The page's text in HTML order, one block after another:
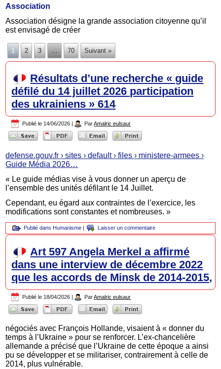
Association
Association désigne la grande association citoyenne qu’il
est envisagé de créer
1 2 3 … 70 Suivant »
Résultats d’une recherche « guide
défilé du 14 juillet 2026 participation
des ukrainiens » 614
Publié le 14/06/2026 | Par Amalric eulsaur
defense.gouv.fr › sites › default › files › ministere-armees ›
Guide Média 2026…
« Le guide médias vise à vous donner un aperçu de
l’ensemble des unités défilant le 14 Juillet.
Cependant, eu égard aux contraintes de l’exercice, les
modifications sont constantes et nombreuses. »
Publié dans Humanisme | Laisser un commentaire
Art 597 Angela Merkel a affirmé
dans une interview de décembre 2022
que les accords de Minsk de 2014-2015,
Publié le 18/04/2026 | Par Amalric eulsaur
négociés avec François Hollande, visaient à « donner du
temps à l’Ukraine » pour se renforcer. L’ex-chancelière
allemande a précisé que l’Ukraine de cette époque a ainsi
pu se développer et se militariser, contrairement à celle de
2014, plus vulnérable.